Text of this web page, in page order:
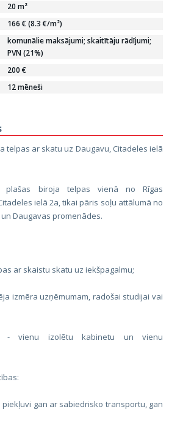
20 m²
166 € (8.3 €/m²)
komunālie maksājumi; skaitītāju rādījumi;
PVN (21%)
200 €
12 mēneši
telpas ar skatu uz Daugavu, Citadeles ielā
plašas biroja telpas vienā no Rīgas
ielā 2a, tikai pāris soļu attālumā no
Daugavas promenādes.
ar skaistu skatu uz iekšpagalmu;
izmēra uzņēmumam, radošai studijai vai
- vienu izolētu kabinetu un vienu
gan ar sabiedrisko transportu, gan